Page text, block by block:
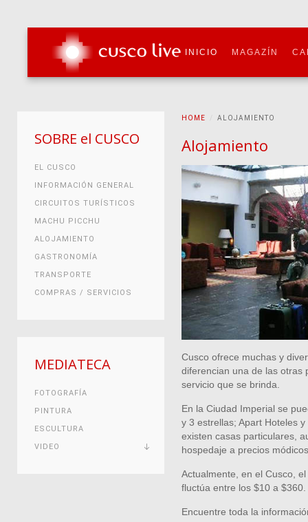
INICIO MAGAZÍN
HOME ALOJAMIENTO
Alojamiento
Cusco ofrece muchas y
diferencian una de las otras
servicio que se brinda.
En la Ciudad Imperial se
y 3 estrellas; Apart Hoteles
existen casas particulares,
hospedaje a precios
Actualmente, en el Cusco,
fluctúa entre los $10 a $360.
Encuentre toda la
SOBRE el CUSCO
EL CUSCO
INFORMACIÓN GENERAL
CIRCUITOS TURÍSTICOS
MACHU PICCHU
ALOJAMIENTO
GASTRONOMÍA
TRANSPORTE
COMPRAS / SERVICIOS
MEDIATECA
FOTOGRAFÍA
PINTURA
ESCULTURA
VIDEO